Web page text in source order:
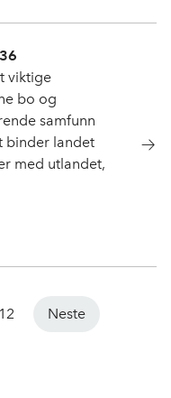
viktige
bo og
samfunn
binder landet
med utlandet,
Neste